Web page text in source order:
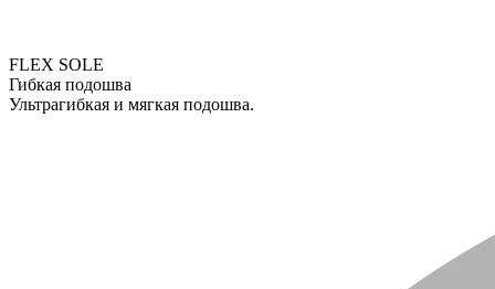
FLEX SOLE
Гибкая подошва
Ультрагибкая и мягкая подошва.